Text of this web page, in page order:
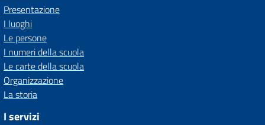
Presentazione
I luoghi
Le persone
I numeri della scuola
Le carte della scuola
Organizzazione
La storia
I servizi